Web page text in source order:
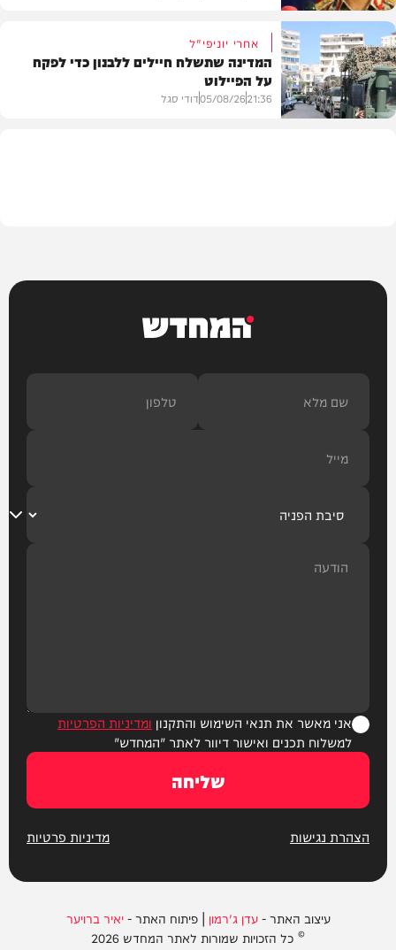
צבא וביטחון
אחרי יוניפי"ל
המדינה שתשלח חיילים ללבנון כדי לפקח
על הפיילוט
21:36
05/08/26דודי סגל
המחדש
אני מאשר את תנאי השימוש והתקנון ומדיניות הפרטיות
למשלוח תכנים ואישור דיוור לאתר "המחדש"
שליחה
הצהרת נגישות מדיניות פרטיות
עיצוב האתר -עדן ג'רמון | פיתוח האתר -יאיר ברויער
© כל הזכויות שמורות לאתר המחדש 2026